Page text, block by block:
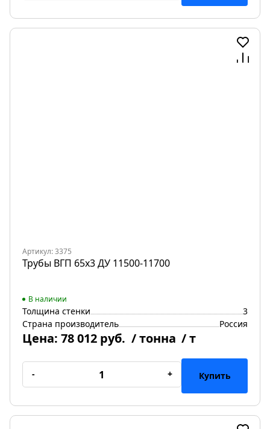
Артикул: 3375
Трубы ВГП 65х3 ДУ 11500-11700
В наличии
Толщина стенки
3
Страна производитель
Россия
Цена: 78 012 руб. / тонна / т
- + Купить